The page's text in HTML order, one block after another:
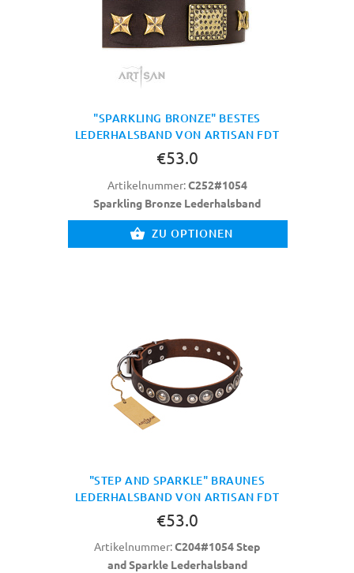
"SPARKLING BRONZE" BESTES
LEDERHALSBAND VON ARTISAN FDT
€53.0
Artikelnummer:C252#1054
Sparkling Bronze Lederhalsband
ZU OPTIONEN
"STEP AND SPARKLE" BRAUNES
LEDERHALSBAND VON ARTISAN FDT
€53.0
Artikelnummer:C204#1054 Step
and Sparkle Lederhalsband